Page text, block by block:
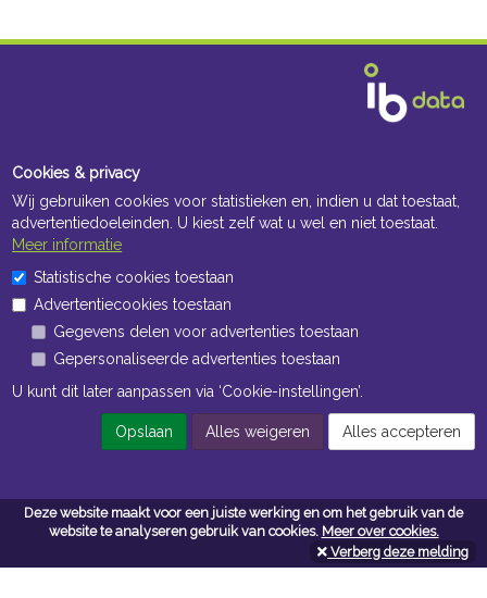
Deze website maakt voor een juiste werking en om het gebruik van de
website te analyseren gebruik van cookies. Meer over cookies.
Verberg deze melding
Openingstijden Kantoor
ma t/m vr 8:30 uur tot 17:00 uur
Openingstijden Magazijn
ma t/m vr 7:00 uur tot 16:30 uur
Algemene voorwaarden
Cookies & privacy
Wij gebruiken cookies voor statistieken en, indien u dat toestaat,
advertentiedoeleinden. U kiest zelf wat u wel en niet toestaat.
Meer informatie
Statistische cookies toestaan
Advertentiecookies toestaan
Gegevens delen voor advertenties toestaan
Gepersonaliseerde advertenties toestaan
U kunt dit later aanpassen via ‘Cookie-instellingen’.
Opslaan Alles weigeren Alles accepteren